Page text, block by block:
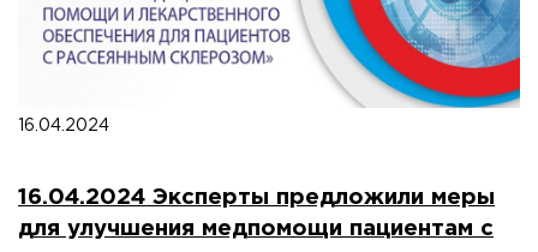
16.04.2024
16.04.2024 Эксперты предложили меры
для улучшения медпомощи пациентам с